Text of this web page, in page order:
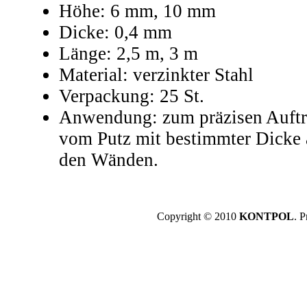
Höhe: 6 mm, 10 mm
Dicke: 0,4 mm
Länge: 2,5 m, 3 m
Material: verzinkter Stahl
Verpackung: 25 St.
Anwendung: zum präzisen
vom Putz mit bestimmter Dicke
den Wänden.
Copyright © 2010 KONTPOL.